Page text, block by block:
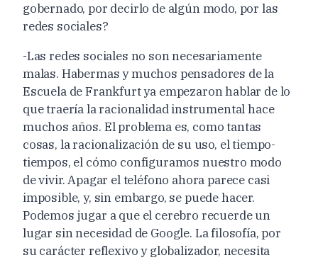
gobernado, por decirlo de algún modo, por las
redes sociales?
-Las redes sociales no son necesariamente
malas. Habermas y muchos pensadores de la
Escuela de Frankfurt ya empezaron hablar de lo
que traería la racionalidad instrumental hace
muchos años. El problema es, como tantas
cosas, la racionalización de su uso, el tiempo-
tiempos, el cómo configuramos nuestro modo
de vivir. Apagar el teléfono ahora parece casi
imposible, y, sin embargo, se puede hacer.
Podemos jugar a que el cerebro recuerde un
lugar sin necesidad de Google. La filosofía, por
su carácter reflexivo y globalizador, necesita